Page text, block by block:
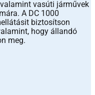
vasúti járművek
A DC 1000
biztosítson
hogy állandó
meg.